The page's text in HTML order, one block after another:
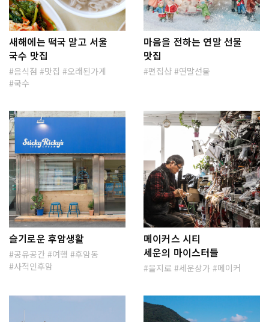
새해에는 떡국 말고 서울
국수 맛집
음식점 맛집
오래된가게
국수
마음을 전하는 연말 선물
맛집
편집샵 연말선물
슬기로운 후암생활
공유공간 여행
후암동
사적인후암
메이커스 시티
세운의 마이스터들
을지로 세운상가 메이커